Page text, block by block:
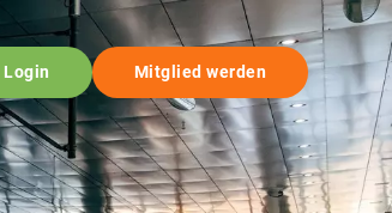
Login Mitglied werden